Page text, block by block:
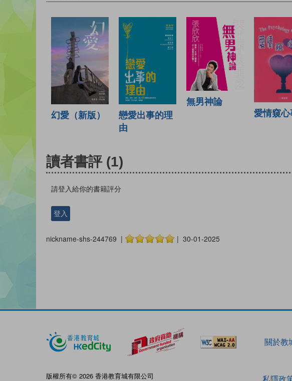
幻愛（新版）
戀愛出事的理
由
無男神論
愛情窺心
讀者書評 (1)
請登入給你的書籍評分
登入
nickname-shs-244769 | | 30-01-2025
關於教
版權所有© 2026 香港教育城有限公司 私隱政